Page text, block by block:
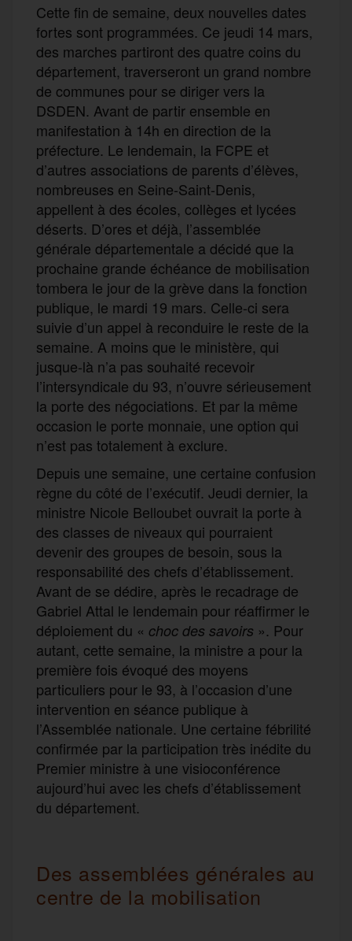
Cette fin de semaine, deux nouvelles dates
fortes sont programmées. Ce jeudi 14 mars,
des marches partiront des quatre coins du
département, traverseront un grand nombre
de communes pour se diriger vers la
DSDEN. Avant de partir ensemble en
manifestation à 14h en direction de la
préfecture. Le lendemain, la FCPE et
d’autres associations de parents d’élèves,
nombreuses en Seine-Saint-Denis,
appellent à des écoles, collèges et lycées
déserts. D’ores et déjà, l’assemblée
générale départementale a décidé que la
prochaine grande échéance de mobilisation
tombera le jour de la grève dans la fonction
publique, le mardi 19 mars. Celle-ci sera
suivie d’un appel à reconduire le reste de la
semaine. A moins que le ministère, qui
jusque-là n’a pas souhaité recevoir
l’intersyndicale du 93, n’ouvre sérieusement
la porte des négociations. Et par la même
occasion le porte monnaie, une option qui
n’est pas totalement à exclure.
Depuis une semaine, une certaine confusion
règne du côté de l’exécutif. Jeudi dernier, la
ministre Nicole Belloubet ouvrait la porte à
des classes de niveaux qui pourraient
devenir des groupes de besoin, sous la
responsabilité des chefs d’établissement.
Avant de se dédire, après le recadrage de
Gabriel Attal le lendemain pour réaffirmer le
déploiement du « choc des savoirs ». Pour
autant, cette semaine, la ministre a pour la
première fois évoqué des moyens
particuliers pour le 93, à l’occasion d’une
intervention en séance publique à
l’Assemblée nationale. Une certaine fébrilité
confirmée par la participation très inédite du
Premier ministre à une visioconférence
aujourd’hui avec les chefs d’établissement
du département.
Des assemblées générales au
centre de la mobilisation